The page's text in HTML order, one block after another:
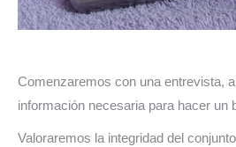
Comenzaremos con una entrevista,
información necesaria para hacer un
Valoraremos la integridad del